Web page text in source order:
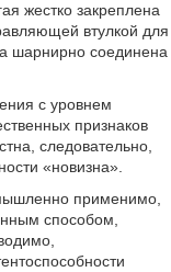
жестко закреплена
втулкой для
шарнирно соединена
с уровнем
признаков
следовательно,
«новизна».
применимо,
способом,